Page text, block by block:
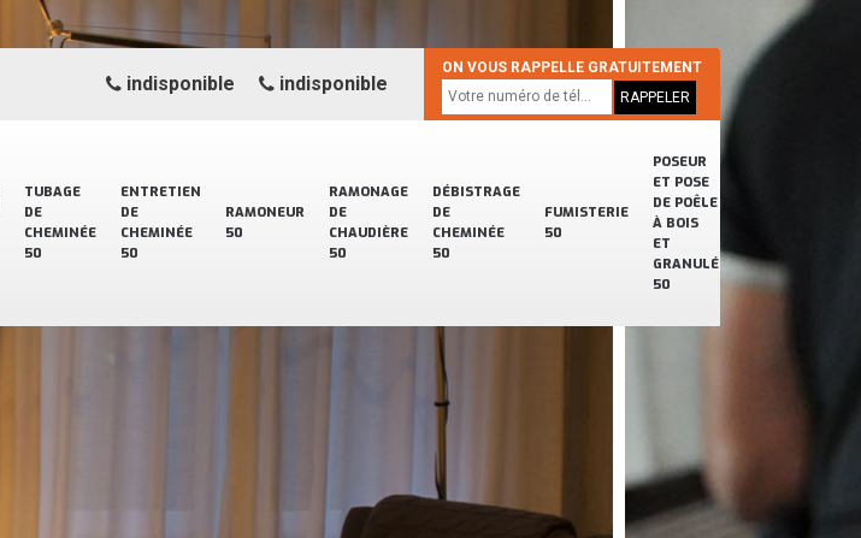
TUBAGE
DE
CHEMINÉE
50
ENTRETIEN
DE
CHEMINÉE
50
RAMONEUR
50
RAMONAGE
DE
CHAUDIÈRE
50
DÉBISTRAGE
DE
CHEMINÉE
50
FUMISTERIE
50
POSEUR
ET POSE
DE POÊLE
À BOIS
ET
GRANULÉ
50
indisponible indisponible
ON VOUS RAPPELLE GRATUITEMENT